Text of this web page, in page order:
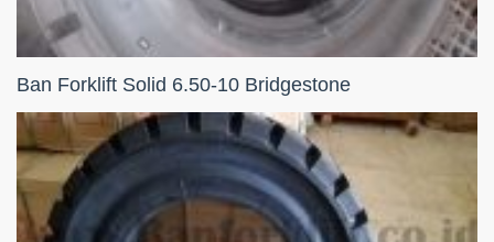
Ban Forklift Solid 6.50-10 Bridgestone